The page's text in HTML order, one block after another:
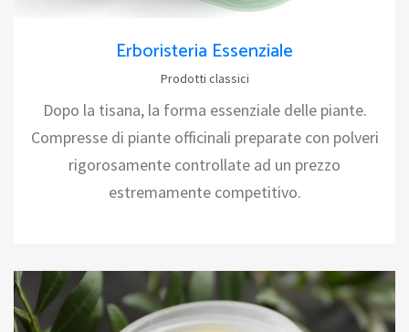
Erboristeria Essenziale
Prodotti classici
Dopo la tisana, la forma essenziale delle piante.
Compresse di piante officinali preparate con polveri
rigorosamente controllate ad un prezzo
estremamente competitivo.